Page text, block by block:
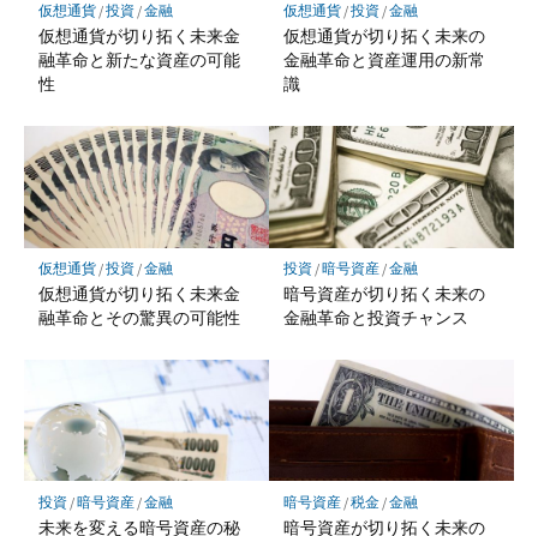
仮想通貨/投資/金融
仮想通貨が切り拓く未来金
融革命と新たな資産の可能
性
仮想通貨/投資/金融
仮想通貨が切り拓く未来の
金融革命と資産運用の新常
識
仮想通貨/投資/金融
仮想通貨が切り拓く未来金
融革命とその驚異の可能性
投資/暗号資産/金融
暗号資産が切り拓く未来の
金融革命と投資チャンス
投資/暗号資産/金融
未来を変える暗号資産の秘
暗号資産/税金/金融
暗号資産が切り拓く未来の